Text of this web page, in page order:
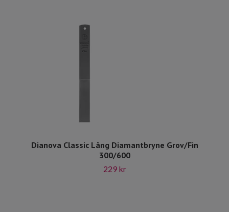
Dianova Classic Lång Diamantbryne Grov/Fin
300/600
229 kr